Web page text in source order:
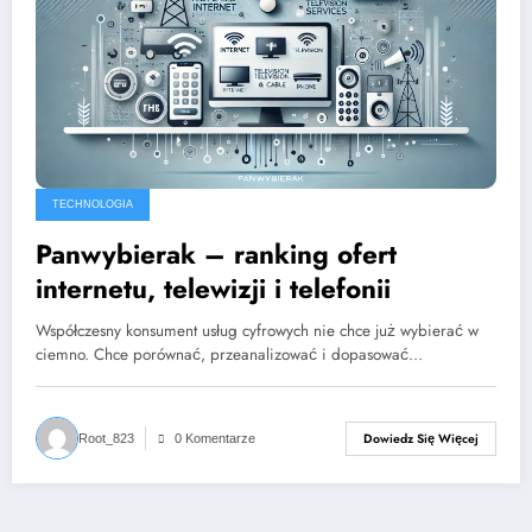
TECHNOLOGIA
Panwybierak – ranking ofert
internetu, telewizji i telefonii
Współczesny konsument usług cyfrowych nie chce już wybierać w
ciemno. Chce porównać, przeanalizować i dopasować…
Root_823 0 Komentarze Dowiedz Się Więcej